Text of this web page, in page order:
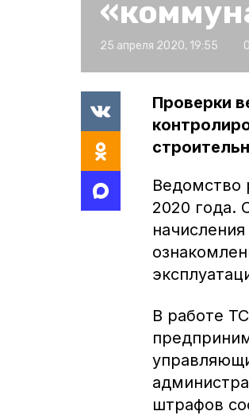
25 апреля 2020, 19:55
Проверки
Ведомство
2020 года.
В работе
штрафов